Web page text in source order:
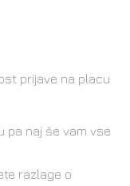
prijave na placu
pa naj še vam vse
razlage o